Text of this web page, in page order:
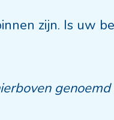
zijn. Is uw